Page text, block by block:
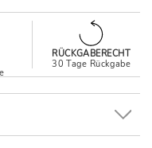
RÜCKGABERECHT
30 Tage Rückgabe